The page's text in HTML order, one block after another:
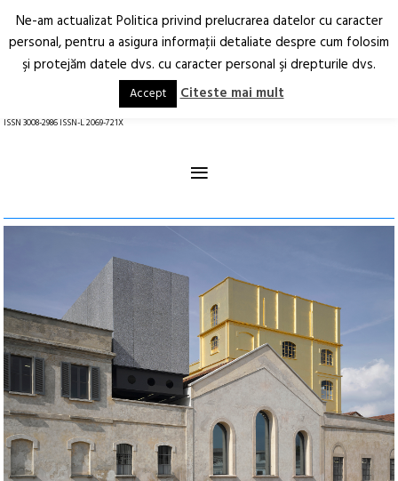
Arhitectură.
Oraș.
RO EN
ISSN 3008-2986 ISSN-L 2069-721X
≡
Ne-am actualizat Politica privind prelucrarea datelor cu caracter
personal, pentru a asigura informaţii detaliate despre cum folosim
şi protejăm datele dvs. cu caracter personal şi drepturile dvs.
Accept Citeste mai mult